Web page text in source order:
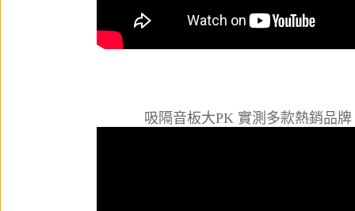
吸隔音板大PK 實測多款熱銷品牌